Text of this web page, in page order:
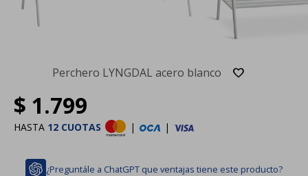
Perchero LYNGDAL acero blanco
$ 1.799
HASTA 12 CUOTAS | |
¿Preguntále a ChatGPT que ventajas tiene este producto?